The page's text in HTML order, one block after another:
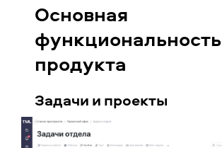
Основная
функциональность
продукта
Задачи и проекты